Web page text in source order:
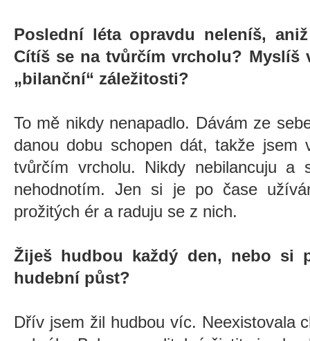
Poslední léta opravdu neleníš,
Cítíš se na tvůrčím vrcholu? Myslíš
„bilanční“ záležitosti?
To mě nikdy nenapadlo. Dávám ze
danou dobu schopen dát, takže jsem
tvůrčím vrcholu. Nikdy nebilancuju a
nehodnotím. Jen si je po čase
prožitých ér a raduju se z nich.
Žiješ hudbou každý den, nebo si
hudební půst?
Dřív jsem žil hudbou víc. Neexistovala